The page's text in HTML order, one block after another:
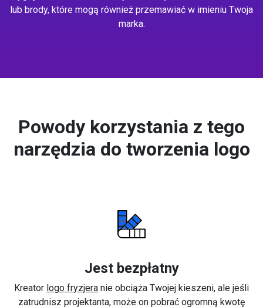
lub brody, które mogą również przemawiać w imieniu Twoja
marka.
Powody korzystania z tego
narzędzia do tworzenia logo
Jest bezpłatny
Kreator logo fryzjera nie obciąża Twojej kieszeni, ale jeśli
zatrudnisz projektanta, może on pobrać ogromną kwotę